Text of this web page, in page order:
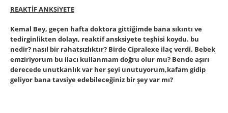
REAKTİF ANKSiYETE
Kemal Bey, geçen hafta doktora gittiğimde bana sıkıntı ve
tedirginlikten dolayı, reaktif ansksiyete teşhisi koydu. bu
nedir? nasıl bir rahatsızlıktır? Birde Cipralexe ilaç verdi. Bebek
emziriyorum bu ilacı kullanmam doğru olur mu? Bende aşırı
derecede unutkanlık var her şeyi unutuyorum,kafam gidip
geliyor bana tavsiye edebileceğiniz bir şey var mı?